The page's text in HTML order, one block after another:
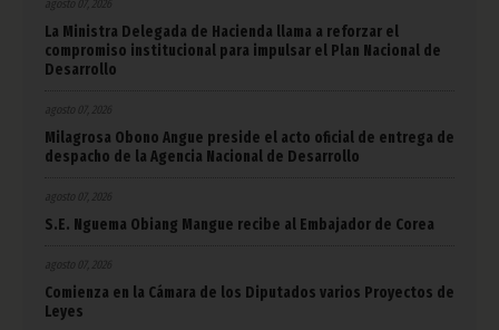
agosto 07, 2026
La Ministra Delegada de Hacienda llama a reforzar el
compromiso institucional para impulsar el Plan Nacional de
Desarrollo
agosto 07, 2026
Milagrosa Obono Angue preside el acto oficial de entrega de
despacho de la Agencia Nacional de Desarrollo
agosto 07, 2026
S.E. Nguema Obiang Mangue recibe al Embajador de Corea
agosto 07, 2026
Comienza en la Cámara de los Diputados varios Proyectos de
Leyes